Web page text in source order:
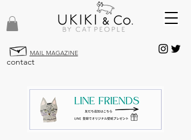
MAIL MAGAZINE
contact